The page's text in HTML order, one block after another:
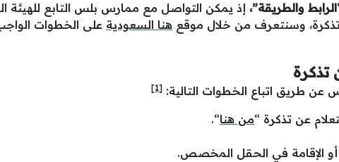
والطريقة”، إذ يمكن التواصل مع ممارس بلس التابع
تذكرة، وسنتعرف من خلال موقع هنا السعودية على الخطوات
طريق اتباع الخطوات التالية: [1]
عن تذكرة “من هنا“.
أو الإقامة في الحقل المخصص.